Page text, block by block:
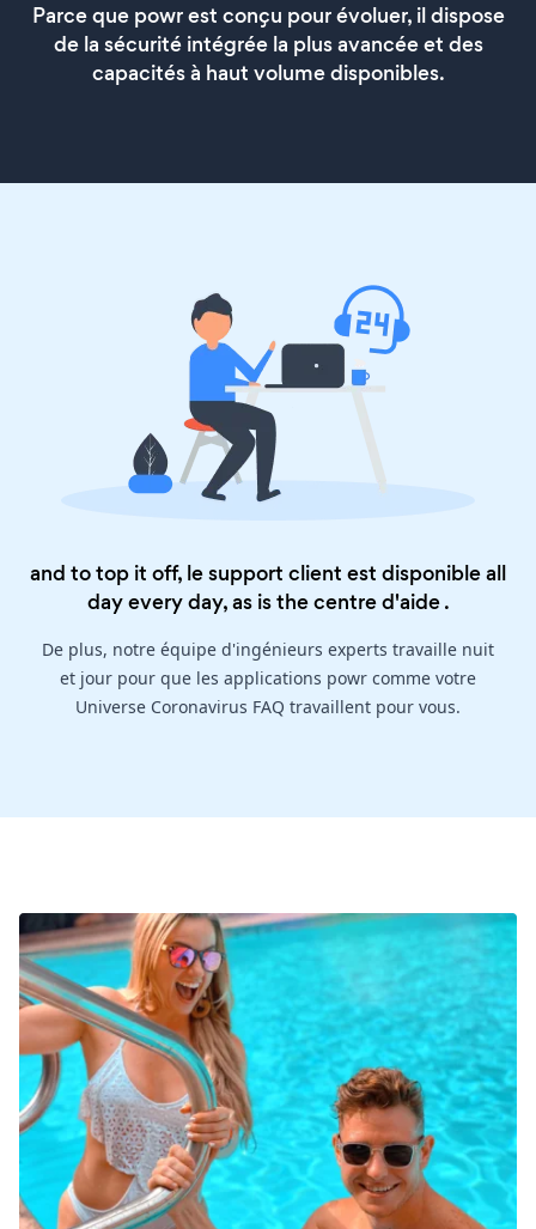
Parce que powr est conçu pour évoluer, il dispose
de la sécurité intégrée la plus avancée et des
capacités à haut volume disponibles.
and to top it off, le support client est disponible all
day every day, as is thecentre d'aide.
De plus, notre équipe d'ingénieurs experts travaille nuit
et jour pour que les applications powr comme votre
Universe Coronavirus FAQ travaillent pour vous.